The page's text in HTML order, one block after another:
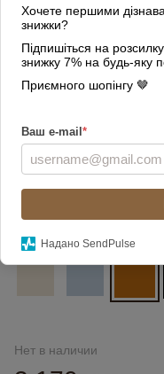
Хочете першими
знижки?
Підпишіться на
знижку 7% на будь-яку
Приємного шопінгу 🤎
Ваш e-mail *
Надано SendPulse
Цвет
Нет в наличии